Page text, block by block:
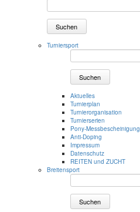
Suchen
Turniersport
Suchen
Aktuelles
Turnierplan
Turnierorganisation
Turnierserien
Pony-Messbescheinigung
Anti-Doping
Impressum
Datenschutz
REITEN und ZUCHT
Breitensport
Suchen